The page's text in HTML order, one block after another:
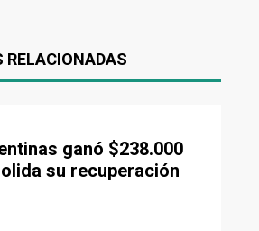
RELACIONADAS
ganó $238.000
su recuperación